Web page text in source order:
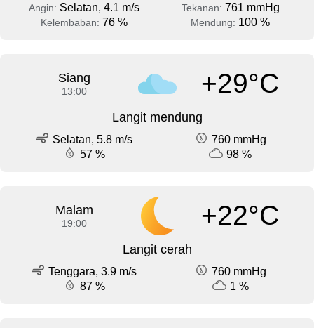
Angin: Selatan, 4.1 m/s Tekanan: 761 mmHg
Kelembaban: 76 % Mendung: 100 %
Siang
13:00 +29°C
Langit mendung
Selatan, 5.8 m/s
760 mmHg
57 %
98 %
Malam
19:00 +22°C
Langit cerah
Tenggara, 3.9 m/s
760 mmHg
87 %
1 %